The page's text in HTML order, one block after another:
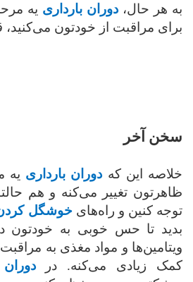
به هر حال، دوران بارداری یه
برای مراقبت از خودتون
سخن آخر
خلاصه این که دوران بارداری یه
ظاهرتون تغییر می‌کنه و هم
توجه کنین و راه‌هایخوشگل کردن
بدید تا حس خوبی به خودتون
ویتامین‌ها و مواد مغذی به
کمک زیادی می‌کنه. دردوران